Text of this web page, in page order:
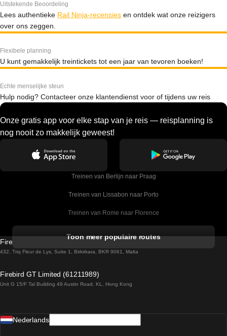
Uitstekende Beoordeling
Lees authentieke Rail Ninja-recensies en ontdek wat onze reizigers
over ons zeggen.
Flexibele planning
U kunt gemakkelijk treintickets tot een jaar van tevoren boeken!
Echte menselijke steun
Hulp nodig? Contacteer onze klantendienst voor of tijdens uw reis
Onze gratis app voor elke stap van je reis — reisplanning is
nog nooit zo makkelijk geweest!
Treinen van Berlijn naar Praag
Treinen van Lissabon naar Porto
Treinen van Rome naar Florence
Treinen van Sevilla naar Barcelona
Treinen van Praag naar Wenen
Toon meer populaire routes
Firebird GT Limited (OC 1451)
432, Triq Fleur de Lys, Suite 1, Birkirkara, BKR 9061, Malta
Firebird GT Limited (61211989)
Unit G 15/F Tal Building 49 Austin Road, KL, Hong Kong
Nederlands